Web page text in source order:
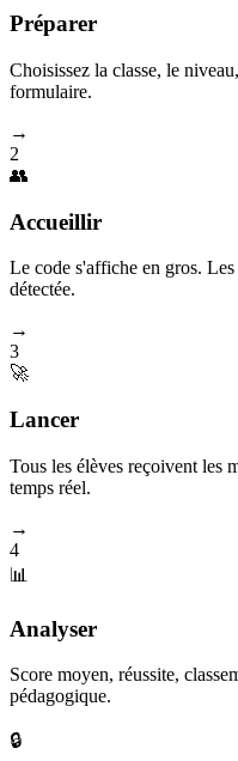
Préparer
Choisissez la classe, le
formulaire.
→
2
👥
Accueillir
Le code s'affiche en gros.
détectée.
→
3
🚀
Lancer
Tous les élèves reçoivent les
temps réel.
→
4
📊
Analyser
Score moyen, réussite,
pédagogique.
🔒